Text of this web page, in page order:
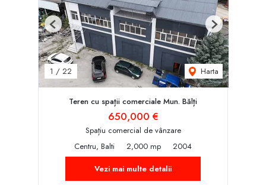
1 / 22 Harta
Previous Next
Teren cu spații comerciale Mun. Bălți
650,000 €
Spațiu comercial de vânzare
Centru, Balti
2,000 mp
2004
Vezi mai multe detalii